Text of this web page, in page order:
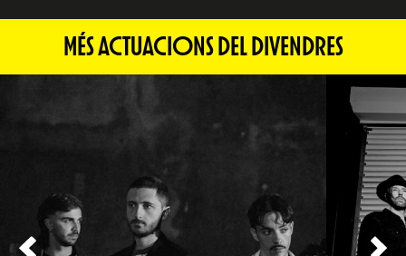
MÉS ACTUACIONS DEL DIVENDRES